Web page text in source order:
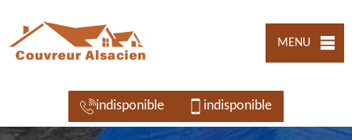
MENU
indisponible indisponible